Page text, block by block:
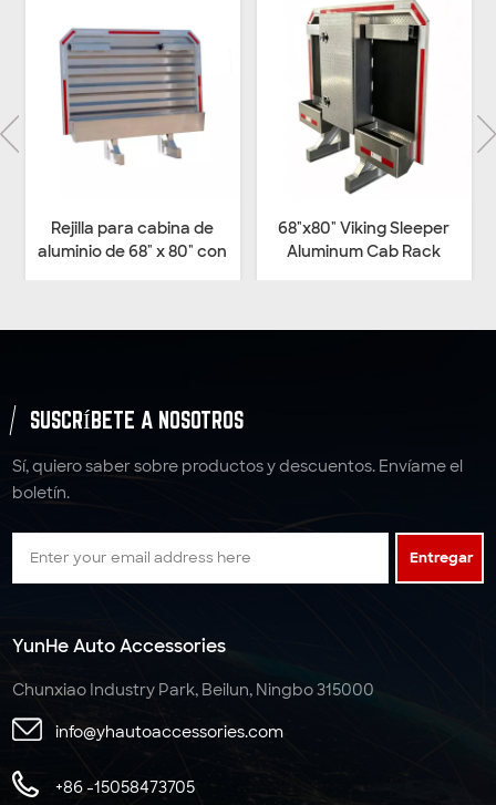
Rejilla para cabina de
aluminio de 68" x 80" con
68"x80" Viking Sleeper
Aluminum Cab Rack
SUSCRÍBETE A NOSOTROS
Sí, quiero saber sobre productos y descuentos. Envíame el
boletín.
Entregar
YunHe Auto Accessories
Chunxiao Industry Park, Beilun, Ningbo 315000
info@yhautoaccessories.com
+86 -15058473705